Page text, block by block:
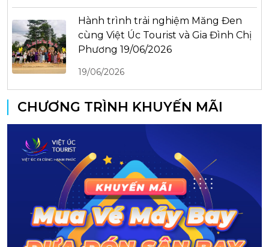
Hành trình trải nghiệm Măng Đen
cùng Việt Úc Tourist và Gia Đình Chị
Phương 19/06/2026
19/06/2026
CHƯƠNG TRÌNH KHUYẾN MÃI